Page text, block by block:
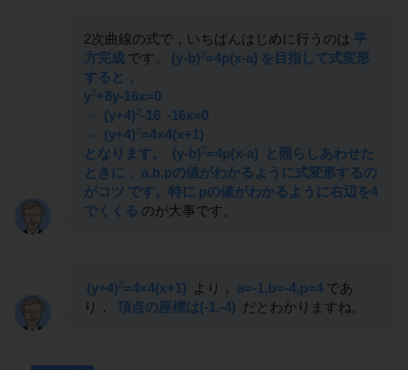
2次曲線の式で，いちばんはじめに行うのは 平
方完成 です。 (y-b)2=4p(x-a) を目指して式変形
すると，
y2+8y-16x=0
⇔
(y+4)2-16 -16x=0
⇔
(y+4)2=4×4(x+1)
となります。
(y-b)2=4p(x-a)
と照らしあわせた
ときに， a,b,pの値がわかるように式変形するの
がコツ です。特に pの値がわかるように右辺を4
でくくる のが大事です。
(y+4)2=4×4(x+1) より， a=-1,b=-4,p=4 であ
り，
頂点の座標は(-1,-4) だとわかりますね。